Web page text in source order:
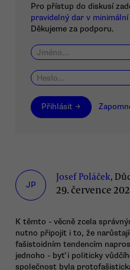
Pro přístup do diskusí
pravidelný dar v
Děkujeme za podporu.
Přihlásit →
JP
Josef Poláček,
29. července
K těmto - věcně zcela
nutno připojit i to, že
fašistoidním tendencím
jednoho - byť i politicky
společnost byla